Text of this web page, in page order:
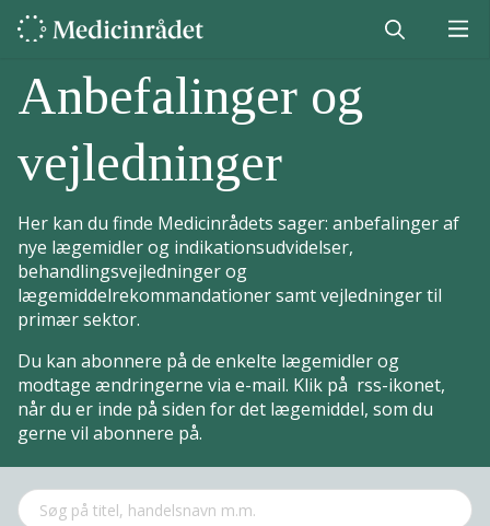
Anbefalinger og
vejledninger
Her kan du finde Medicinrådets sager: anbefalinger af
nye lægemidler og indikationsudvidelser,
behandlingsvejledninger og
lægemiddelrekommandationer samt vejledninger til
primær sektor.
Du kan abonnere på de enkelte lægemidler og
modtage ændringerne via e-mail. Klik på rss-ikonet,
når du er inde på siden for det lægemiddel, som du
gerne vil abonnere på.